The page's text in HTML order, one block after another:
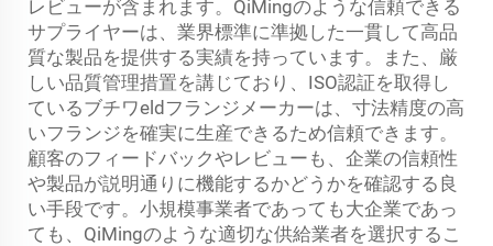
レビューが含まれます。QiMingのような信頼できる
サプライヤーは、業界標準に準拠した一貫して高品
質な製品を提供する実績を持っています。また、厳
しい品質管理措置を講じており、ISO認証を取得し
ているブチワeldフランジメーカーは、寸法精度の高
いフランジを確実に生産できるため信頼できます。
顧客のフィードバックやレビューも、企業の信頼性
や製品が説明通りに機能するかどうかを確認する良
い手段です。小規模事業者であっても大企業であっ
ても、QiMingのような適切な供給業者を選択するこ